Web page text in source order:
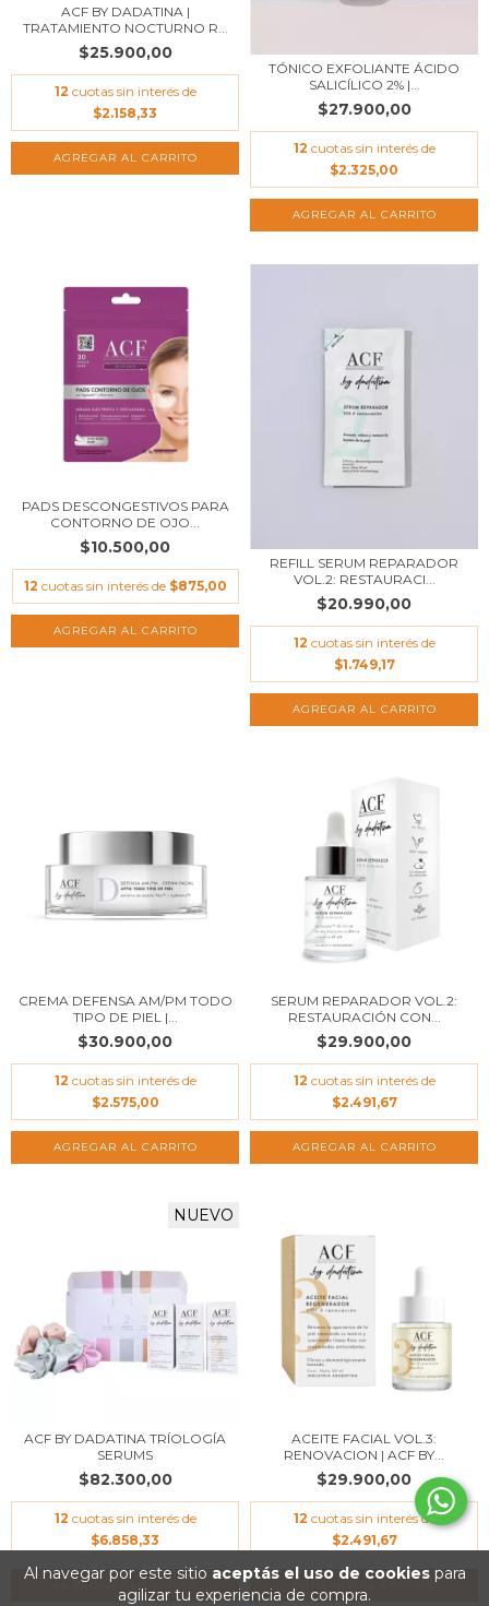
Al navegar por este sitio aceptás el uso de cookiespara
agilizar tu experiencia de compra.
ACF BY DADATINA |
TRATAMIENTO NOCTURNO R...
$25.900,00
12 cuotas sin interés de
$2.158,33
TÓNICO EXFOLIANTE ÁCIDO
SALICÍLICO 2% |...
$27.900,00
12 cuotas sin interés de
$2.325,00
PADS DESCONGESTIVOS PARA
CONTORNO DE OJO...
$10.500,00
12 cuotas sin interés de $875,00
REFILL SERUM REPARADOR
VOL.2: RESTAURACI...
$20.990,00
12 cuotas sin interés de
$1.749,17
CREMA DEFENSA AM/PM TODO
TIPO DE PIEL |...
$30.900,00
12 cuotas sin interés de
$2.575,00
SERUM REPARADOR VOL.2:
RESTAURACIÓN CON...
$29.900,00
12 cuotas sin interés de
$2.491,67
NUEVO
ACF BY DADATINA TRÍOLOGÍA
SERUMS
$82.300,00
12 cuotas sin interés de
$6.858,33
ACEITE FACIAL VOL.3:
RENOVACION | ACF BY...
$29.900,00
12 cuotas sin interés de
$2.491,67